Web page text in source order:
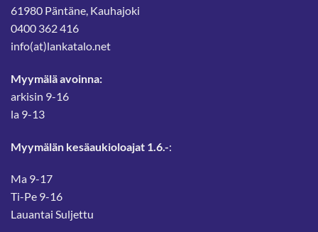
61980 Päntäne, Kauhajoki
0400 362 416
info(at)lankatalo.net
Myymälä avoinna:
arkisin 9-16
la 9-13
Myymälän kesäaukioloajat 1.6.-:
Ma 9-17
Ti-Pe 9-16
Lauantai Suljettu